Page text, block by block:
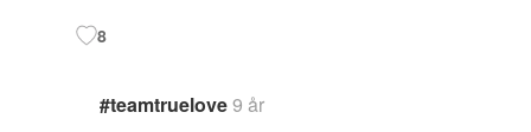
8
#teamtruelove9 år